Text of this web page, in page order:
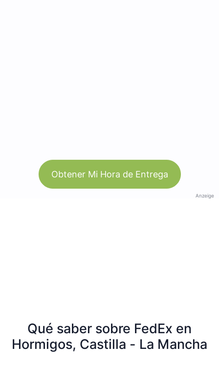
Obtener Mi Hora de Entrega
Anzeige
Qué saber sobre FedEx en
Hormigos, Castilla - La Mancha